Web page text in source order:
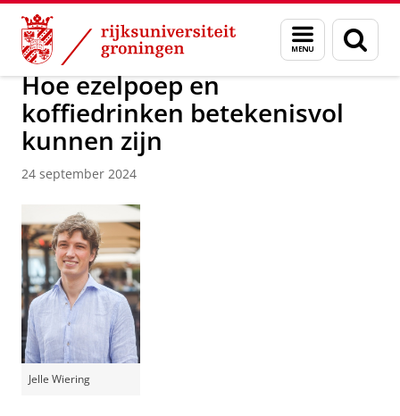
Skip
Content
Skip
Navigation
Menu
en
zoeken
Over ons Actueel Nieuws
Hoe ezelpoep en
koffiedrinken betekenisvol
kunnen zijn
24 september 2024
Jelle Wiering